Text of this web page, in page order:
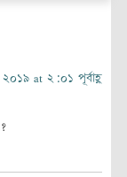
২০১৯ at ২:০১ পূর্বাহ্ণ